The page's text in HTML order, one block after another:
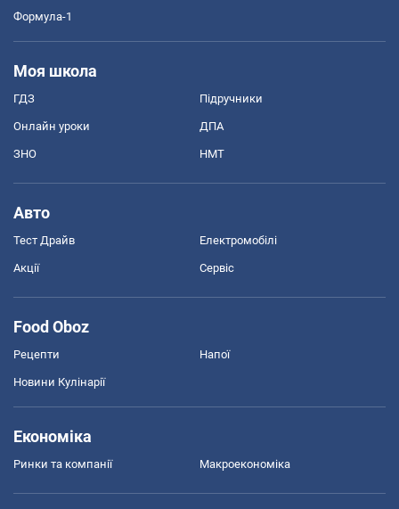
Формула-1
Моя школа
ГДЗ Підручники
Онлайн уроки ДПА
ЗНО НМТ
Авто
Тест Драйв Електромобілі
Акції Сервіс
Food Oboz
Рецепти Напої
Новини Кулінарії
Економіка
Ринки та компанії Макроекономіка